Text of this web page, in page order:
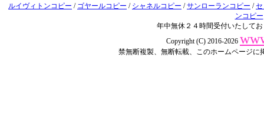
ルイヴィトンコピー / ゴヤールコピー / シャネルコピー /サンローランコピー /
ンコピー
年中無休２４時間受付いたして
Copyright (C) 2016-2026
禁無断複製、無断転載、このホームページ